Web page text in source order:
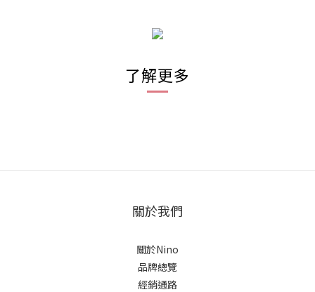
了解更多
關於我們
關於Nino
品牌總覽
經銷通路